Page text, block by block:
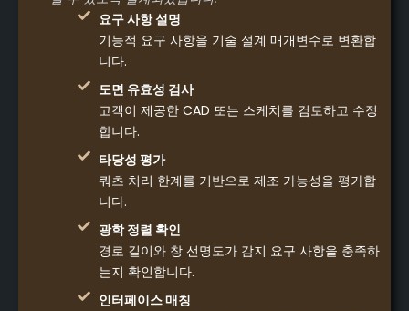
요구 사항 설명
기능적 요구 사항을 기술 설계 매개변수로 변환합
니다.
도면 유효성 검사
고객이 제공한 CAD 또는 스케치를 검토하고 수정
합니다.
타당성 평가
쿼츠 처리 한계를 기반으로 제조 가능성을 평가합
니다.
광학 정렬 확인
경로 길이와 창 선명도가 감지 요구 사항을 충족하
는지 확인합니다.
인터페이스 매칭